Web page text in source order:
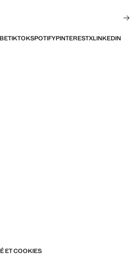
TIKTOKSPOTIFYPINTERESTXLINKEDIN
ET COOKIES